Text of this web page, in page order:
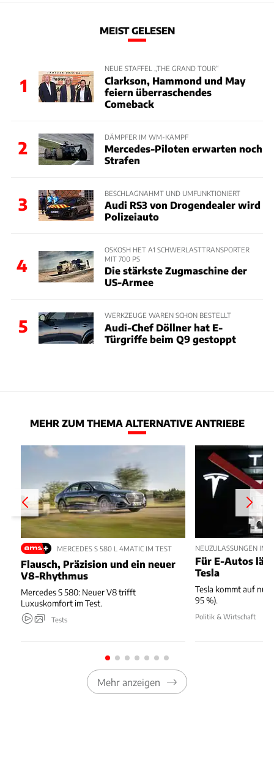
MEIST GELESEN
1
NEUE STAFFEL „THE GRAND TOUR“
Clarkson, Hammond und May
feiern überraschendes
Comeback
2
DÄMPFER IM WM-KAMPF
Mercedes-Piloten erwarten noch
Strafen
3
BESCHLAGNAHMT UND UMFUNKTIONIERT
Audi RS3 von Drogendealer wird
Polizeiauto
4
OSKOSH HET A1 SCHWERLASTTRANSPORTER
MIT 700 PS
Die stärkste Zugmaschine der
US-Armee
5
WERKZEUGE WAREN SCHON BESTELLT
Audi-Chef Döllner hat E-
Türgriffe beim Q9 gestoppt
MEHR ZUM THEMA ALTERNATIVE ANTRIEBE
MERCEDES S 580 L 4MATIC IM TEST
Flausch, Präzision und ein neuer
V8-Rhythmus
Mercedes S 580: Neuer V8 trifft
Luxuskomfort im Test.
Tests
NEUZULASSUNGEN IM
Für E-Autos
Tesla
Tesla kommt auf nur
95 %).
Politik & Wirtschaft
Mehr anzeigen